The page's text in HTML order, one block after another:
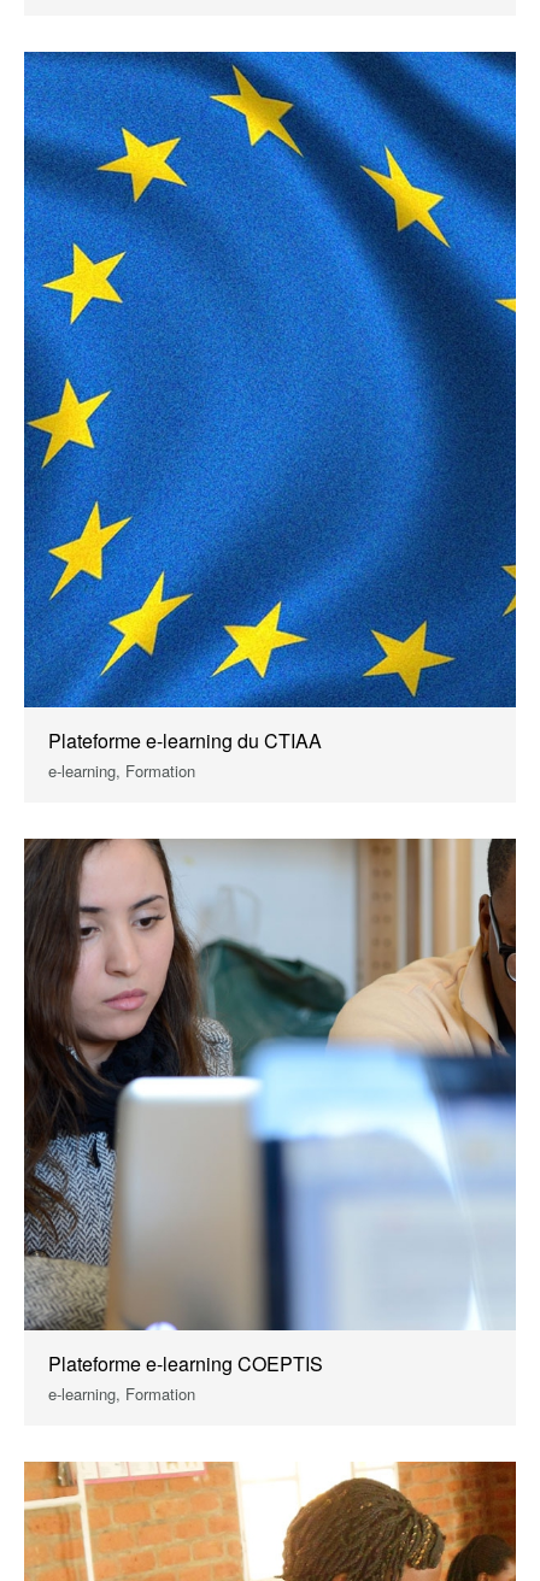
Plateforme e-learning du CTIAA
e-learning, Formation
Plateforme e-learning COEPTIS
e-learning, Formation